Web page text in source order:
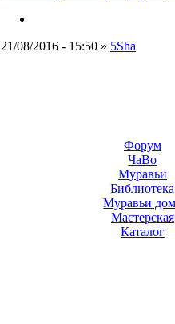
21/08/2016 - 15:50 » 5Sha
Форум
ЧаВо
Муравьи
Библиотека
Муравьи
Мастерская
Каталог